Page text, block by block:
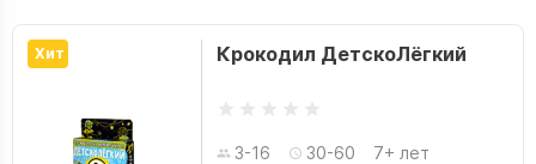
Хит Крокодил ДетскоЛёгкий
3-16 30-60 7+ лет